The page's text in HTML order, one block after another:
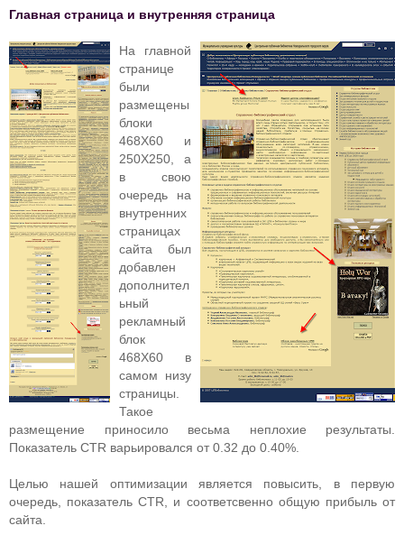
Главная страница и внутренняя страница
На главной
странице
были
размещены
блоки
468Х60 и
250X250, а
в свою
очередь на
внутренних
страницах
сайта был
добавлен
дополнител
ьный
рекламный
блок
468Х60 в
самом низу
страницы.
Такое
размещение приносило весьма неплохие результаты.
Показатель CTR варьировался от 0.32 до 0.40%.
Целью нашей оптимизации является повысить, в первую
очередь, показатель CTR, и соответсвенно общую прибыль от
сайта.